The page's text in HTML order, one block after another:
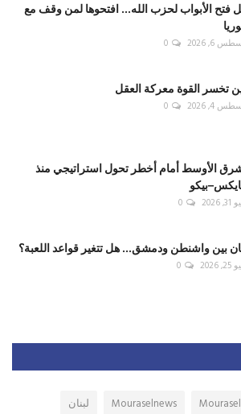
فتح الأبواب لحزب الله... افتحوها لمن وقف مع
6, 2026
0
تخسر القوة معركة العقل
4, 2026
0
الأوسط أمام أخطر تحول استراتيجي منذ
0
بين واشنطن ودمشق... هل تتغير قواعد اللعبة؟
0
Mouraselnews
لبنان